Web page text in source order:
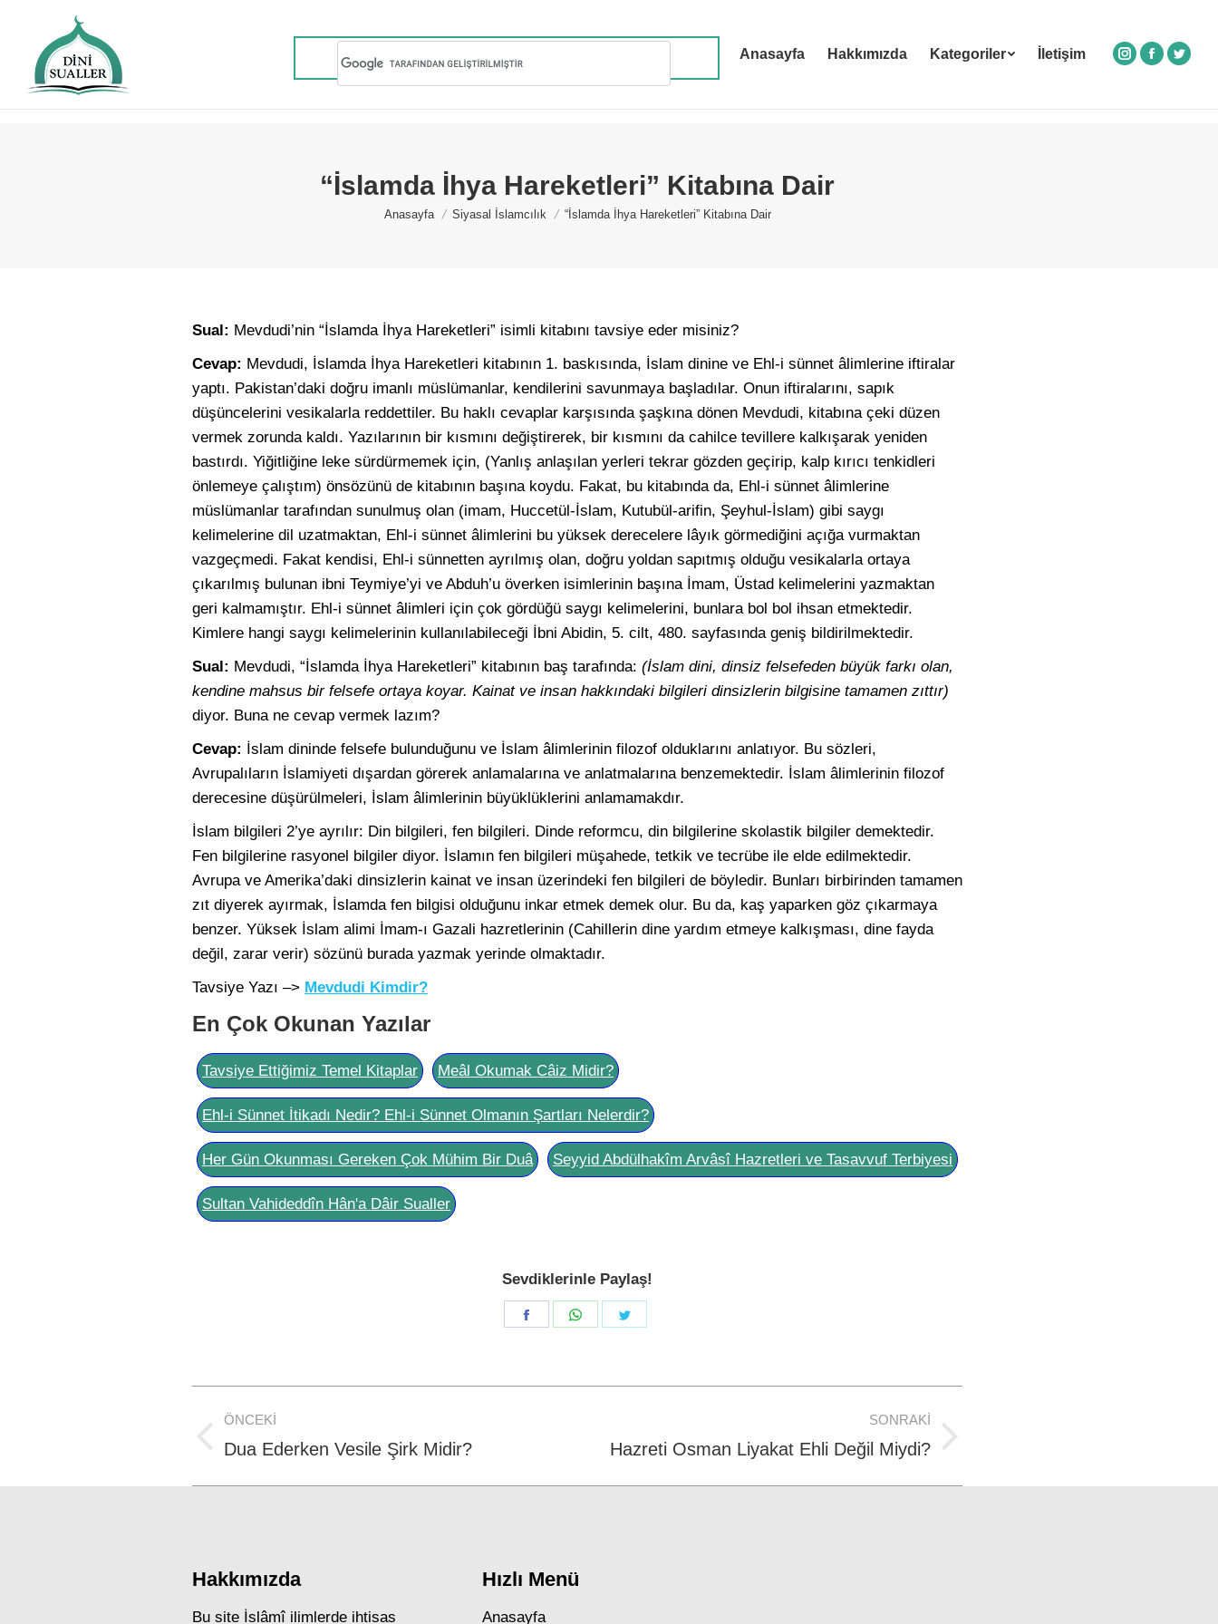
Anasayfa Hakkımızda Kategoriler İletişim
Instagram
Facebook
“İslamda İhya Hareketleri” Kitabına Dair
You are here:
Anasayfa Siyasal İslamcılık “İslamda İhya Hareketleri” Kitabına Dair
Sual: Mevdudi’nin “İslamda İhya Hareketleri” isimli kitabını tavsiye eder misiniz?
Cevap: Mevdudi, İslamda İhya Hareketleri kitabının 1. baskısında, İslam dinine ve Ehl-i sünnet âlimlerine iftiralar
yaptı. Pakistan’daki doğru imanlı müslümanlar, kendilerini savunmaya başladılar. Onun iftiralarını, sapık
düşüncelerini vesikalarla reddettiler. Bu haklı cevaplar karşısında şaşkına dönen Mevdudi, kitabına çeki düzen
vermek zorunda kaldı. Yazılarının bir kısmını değiştirerek, bir kısmını da cahilce tevillere kalkışarak yeniden
bastırdı. Yiğitliğine leke sürdürmemek için, (Yanlış anlaşılan yerleri tekrar gözden geçirip, kalp kırıcı tenkidleri
önlemeye çalıştım) önsözünü de kitabının başına koydu. Fakat, bu kitabında da, Ehl-i sünnet âlimlerine
müslümanlar tarafından sunulmuş olan (imam, Huccetül-İslam, Kutubül-arifin, Şeyhul-İslam) gibi saygı
kelimelerine dil uzatmaktan, Ehl-i sünnet âlimlerini bu yüksek derecelere lâyık görmediğini açığa vurmaktan
vazgeçmedi. Fakat kendisi, Ehl-i sünnetten ayrılmış olan, doğru yoldan sapıtmış olduğu vesikalarla ortaya
çıkarılmış bulunan ibni Teymiye’yi ve Abduh’u överken isimlerinin başına İmam, Üstad kelimelerini yazmaktan
geri kalmamıştır. Ehl-i sünnet âlimleri için çok gördüğü saygı kelimelerini, bunlara bol bol ihsan etmektedir.
Kimlere hangi saygı kelimelerinin kullanılabileceği İbni Abidin, 5. cilt, 480. sayfasında geniş bildirilmektedir.
Sual: Mevdudi, “İslamda İhya Hareketleri” kitabının baş tarafında: (İslam dini, dinsiz felsefeden büyük farkı olan,
kendine mahsus bir felsefe ortaya koyar. Kainat ve insan hakkındaki bilgileri dinsizlerin bilgisine tamamen zıttır)
diyor. Buna ne cevap vermek lazım?
Cevap: İslam dininde felsefe bulunduğunu ve İslam âlimlerinin filozof olduklarını anlatıyor. Bu sözleri,
Avrupalıların İslamiyeti dışardan görerek anlamalarına ve anlatmalarına benzemektedir. İslam âlimlerinin filozof
derecesine düşürülmeleri, İslam âlimlerinin büyüklüklerini anlamamakdır.
İslam bilgileri 2’ye ayrılır: Din bilgileri, fen bilgileri. Dinde reformcu, din bilgilerine skolastik bilgiler demektedir.
Fen bilgilerine rasyonel bilgiler diyor. İslamın fen bilgileri müşahede, tetkik ve tecrübe ile elde edilmektedir.
Avrupa ve Amerika’daki dinsizlerin kainat ve insan üzerindeki fen bilgileri de böyledir. Bunları birbirinden tamamen
zıt diyerek ayırmak, İslamda fen bilgisi olduğunu inkar etmek demek olur. Bu da, kaş yaparken göz çıkarmaya
benzer. Yüksek İslam alimi İmam-ı Gazali hazretlerinin (Cahillerin dine yardım etmeye kalkışması, dine fayda
değil, zarar verir) sözünü burada yazmak yerinde olmaktadır.
Tavsiye Yazı –> Mevdudi Kimdir?
En Çok Okunan Yazılar
Tavsiye Ettiğimiz Temel Kitaplar Meâl Okumak Câiz Midir?
Ehl-i Sünnet İtikadı Nedir? Ehl-i Sünnet Olmanın Şartları Nelerdir?
Her Gün Okunması Gereken Çok Mühim Bir Duâ Seyyid Abdülhakîm Arvâsî Hazretleri ve Tasavvuf Terbiyesi
Sultan Vahideddîn Hân'a Dâir Sualler
Sevdiklerinle Paylaş!
Share
Share
Post
navigation
ÖNCEKI
Previous
Dua Ederken Vesile Şirk Midir?
SONRAKI
Next
Hazreti Osman Liyakat Ehli Değil Miydi?
Hakkımızda
Bu site İslâmî ilimlerde ihtisas
Hızlı Menü
Anasayfa